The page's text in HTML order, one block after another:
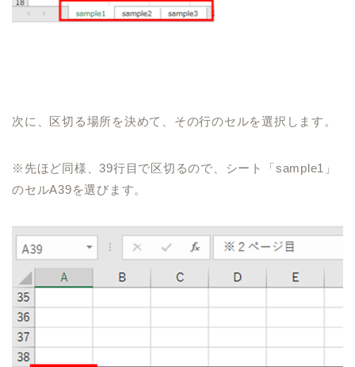
次に、区切る場所を決めて、その行のセルを選択します。
※先ほど同様、39行目で区切るので、シート「sample1 」
のセルA39を選びます。